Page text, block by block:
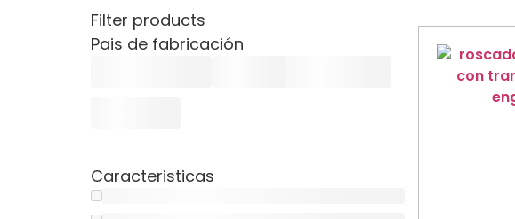
Filter products
Pais de fabricación
Caracteristicas